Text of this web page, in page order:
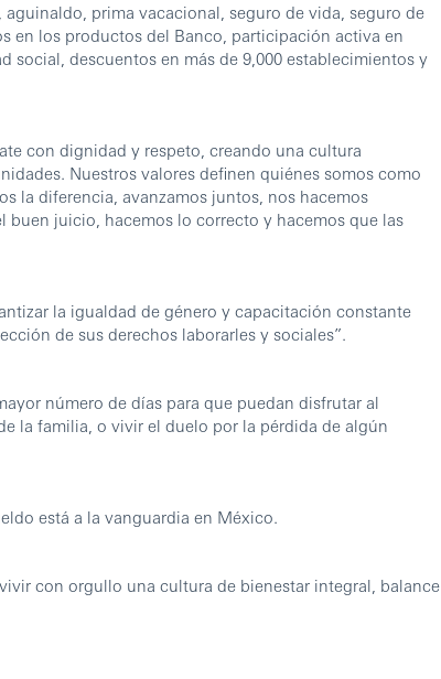
prima vacacional, seguro de vida, seguro de
en los productos del Banco, participación activa en
social, descuentos en más de 9,000 establecimientos y
con dignidad y respeto, creando una cultura
Nuestros valores definen quiénes somos como
la diferencia, avanzamos juntos, nos hacemos
buen juicio, hacemos lo correcto y hacemos que las
la igualdad de género y capacitación constante
de sus derechos laborarles y sociales”.
número de días para que puedan disfrutar al
la familia, o vivir el duelo por la pérdida de algún
está a la vanguardia en México.
con orgullo una cultura de bienestar integral, balance